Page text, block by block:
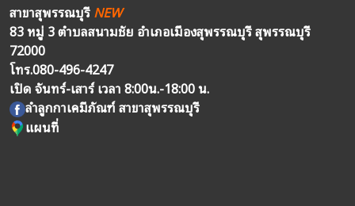
สาขาสุพรรณบุรีNEW
83 หมู่ 3 ตำบลสนามชัย อำเภอเมืองสุพรรณบุรี สุพรรณบุรี
72000
โทร.080-496-4247
เปิด จันทร์-เสาร์ เวลา 8:00น.-18:00 น.
ลำลูกกาเคมีภัณฑ์ สาขาสุพรรณบุรี
แผนที่